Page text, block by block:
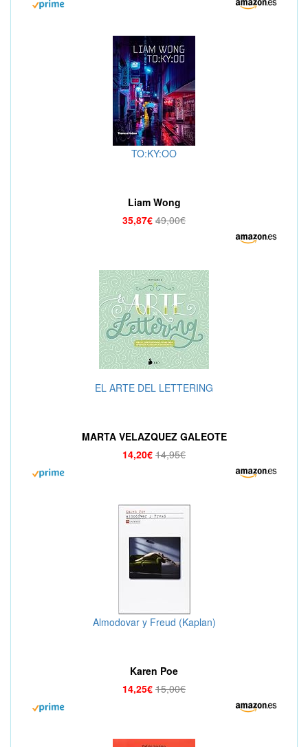
TO:KY:OO
Liam Wong
35,87€ 49,00€
EL ARTE DEL LETTERING
MARTA VELAZQUEZ GALEOTE
14,20€ 14,95€
Almodovar y Freud (Kaplan)
Karen Poe
14,25€ 15,00€